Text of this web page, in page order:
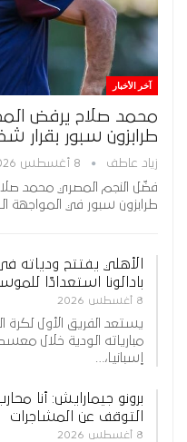
آخر الأخبار
محمد صلاح يرفض
طرابزون سبور بقرار
زياد عاطف 8 أغسطس 2026
فضّل النجم المصري محمد
طرابزون سبور في المواجهة
الأهلي يفتتح ودياته
بادالونا استعدادًا
8 أغسطس 2026
يستعد الفريق الأول لكرة
مبارياته الودية خلال
إسبانيا،…
برونو جيمارايش: أنا
التوقف عن المشاجرات
8 أغسطس 2026